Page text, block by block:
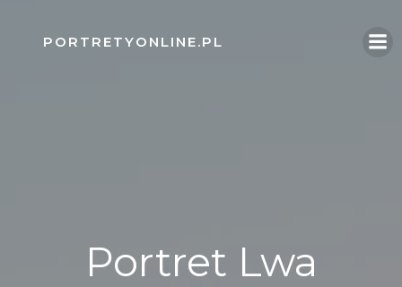
content
PORTRETYONLINE.PL
Portret Lwa